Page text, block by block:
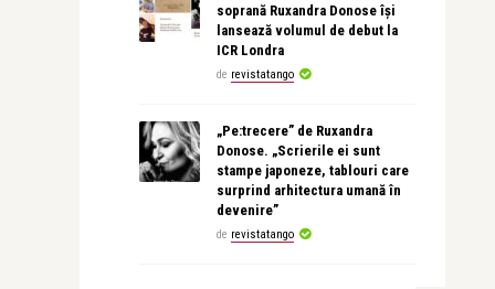
soprană Ruxandra Donose își
lansează volumul de debut la
ICR Londra
de revistatango
„Pe:trecere” de Ruxandra
Donose. „Scrierile ei sunt
stampe japoneze, tablouri care
surprind arhitectura umană în
devenire”
de revistatango